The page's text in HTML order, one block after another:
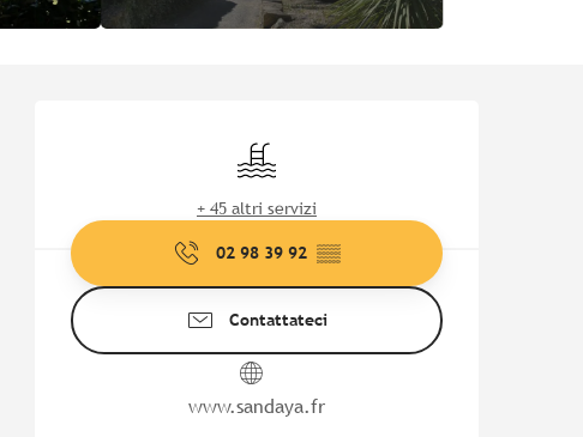
Piscina
+ 45 altri servizi
02 98 39 92 ▒▒
Contattateci
www.sandaya.fr